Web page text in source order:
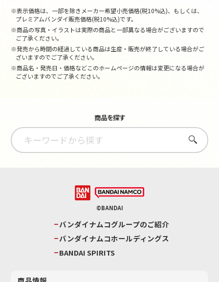
※表示価格は、一部を除きメーカー希望小売価格(税10%込)、もしくは、
プレミアムバンダイ販売価格(税10%込)です。
※商品の写真・イラストは実際の商品と一部異なる場合がございますので
ご了承ください。
※発売から時間の経過している商品は生産・販売が終了している場合がご
ざいますのでご了承ください。
※商品名・発売日・価格などこのホームページの情報は変更になる場合が
ございますのでご了承ください。
商品を探す
さがす
©BANDAI
バンダイナムコグループのご紹介
バンダイナムコホールディングス
BANDAI SPIRITS